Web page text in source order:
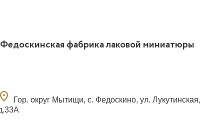
Федоскинская фабрика лаковой миниатюры
Гор. округ Мытищи, с. Федоскино, ул. Лукутинская,